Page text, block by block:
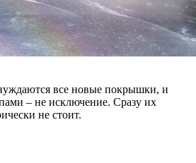
все новые покрышки, и
– не исключение. Сразу их
не стоит.